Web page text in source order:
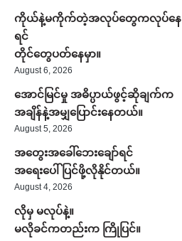
ကိုယ်နဲ့မကိုက်တဲ့အလုပ်တွေကလုပ်နေ
ရင်
တိုင်တွေပတ်နေမှာ။
August 6, 2026
အောင်မြင်မှု အဓိပ္ပာယ်ဖွင့်ဆိုချက်က
အချိန်နဲ့အမျှပြောင်းနေတယ်။
August 5, 2026
အတွေးအခေါ်ဘေးချော်ရင်
အရေးပေါ်ပြင်ဖို့လိုနိုင်တယ်။
August 4, 2026
လိုမှ မလုပ်နဲ့။
မလိုခင်ကတည်းက ကြိုပြင်။